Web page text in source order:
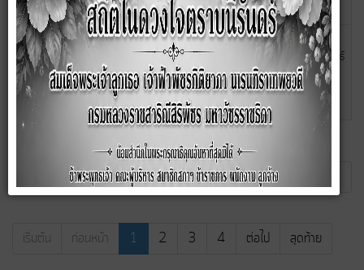
2561
คำสั่ง อบต.ซับสมบูรณ์ เรื่อง การมอบอำนาจของนายก
อบต.ซับสมบูรณ์ ให้รองนายก อบต.ซับสมบูรณ์ และปลัด
อบต.ซับสมบูรณ์ ปฏิบัติราชการแทน ประจำปีงบประมาณ
2565
03
กุมภาพันธ์
2564
หน้าที่ 1 จาก 4
เริ่มต้น ก่อนหน้า 1 2 3 4 ต่อไป สุดท้าย